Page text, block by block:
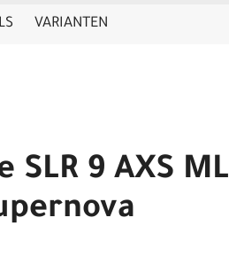
VARIANTEN
SLR 9 AXS ML